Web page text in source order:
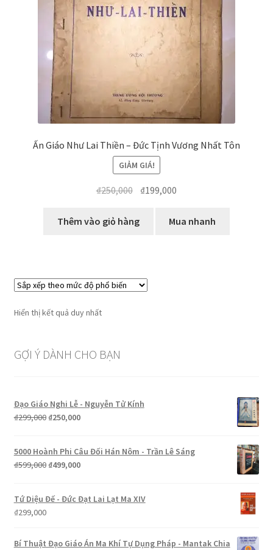
Ấn Giáo Như Lai Thiền – Đức Tịnh Vương Nhất Tôn
GIẢM GIÁ!
₫250,000 Giá
là:
₫199,000
tại
Thêm vào giỏ hàng Mua nhanh
Hiển thị kết quả duy nhất
GỢI Ý DÀNH CHO BẠN
Đạo Giáo Nghi Lễ - Nguyễn Tử Kính
₫299,000 Giá
₫299,000.
₫250,000Giá
là:
₫250,000.
5000 Hoành Phi Câu Đối Hán Nôm - Trần Lê Sáng
₫599,000 Giá
₫599,000.
₫499,000Giá
là:
Tứ Diệu Đế - Đức Đạt Lai Lạt Ma XIV
₫299,000
Bí Thuật Đạo Giáo Án Ma Khí Tự Dụng Pháp - Mantak Chia